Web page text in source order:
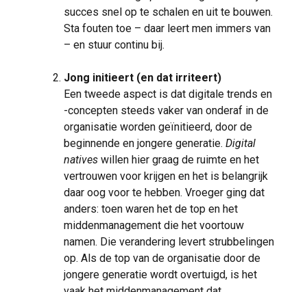
succes snel op te schalen en uit te bouwen.
Sta fouten toe – daar leert men immers van
– en stuur continu bij.
Jong initieert (en dat irriteert)
Een tweede aspect is dat digitale trends en
-concepten steeds vaker van onderaf in de
organisatie worden geïnitieerd, door de
beginnende en jongere generatie. Digital
natives willen hier graag de ruimte en het
vertrouwen voor krijgen en het is belangrijk
daar oog voor te hebben. Vroeger ging dat
anders: toen waren het de top en het
middenmanagement die het voortouw
namen. Die verandering levert strubbelingen
op. Als de top van de organisatie door de
jongere generatie wordt overtuigd, is het